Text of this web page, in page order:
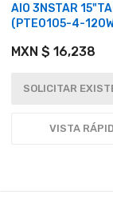
AIO 3NSTAR
(PTE0105-4-
MXN $ 16,238
SOLICITAR
VISTA